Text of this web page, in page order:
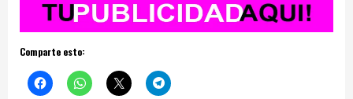
Comparte esto: